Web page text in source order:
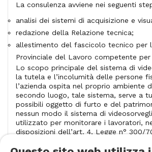
La consulenza avviene nei seguenti
analisi dei sistemi di acquisizione e
redazione della Relazione tecnica;
allestimento del fascicolo tecnico per
Provinciale del Lavoro competente
Lo scopo principale del sistema di
la tutela e l’incolumità delle persone
l’azienda ospita nel proprio ambiente
secondo luogo, tale sistema, serve a
possibili oggetto di furto e del
nessun modo il sistema di
utilizzato per monitorare i lavoratori,
disposizioni dell’art. 4, Legge n° 300/